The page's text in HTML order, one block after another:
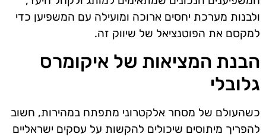
ולבנות מערכת יחסים ארוכה ומועילה עם המשפיען כדי
למקסם את הפוטנציאל של שיווק זה.
הבנת המציאות של איקומרס
גלובלי
כשהעולם של מסחר אלקטרוני מתפתח במהירות, חשוב
להפריך מיתוסים שיכולים להקשות על עסקים ישראליים